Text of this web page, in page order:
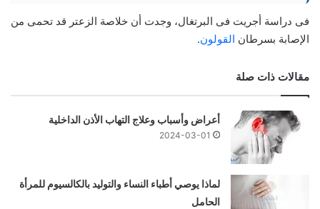
فى دراسة أجريت فى البرتغال، وجدت أن خلاصة الزعتر قد تحمى من
الإصابة بسرطان القولون.
مقالات ذات صلة
أعراض وأسباب وعلاج التهاب الأذن الداخلية
2024-03-01
لماذا يوصي أطباء النساء والتوليد بالكالسيوم للمرأة
الحامل